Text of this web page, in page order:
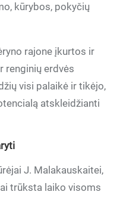
kūrybos, pokyčių
rajone įkurtos ir
renginių erdvės
visi palaikė ir tikėjo,
atskleidžianti
J. Malakauskaitei,
trūksta laiko visoms